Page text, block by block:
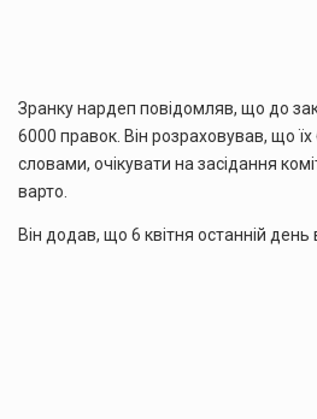
Зранку нардеп повідомляв, що до
6000 правок. Він розраховував, що
словами, очікувати на засідання
варто.
Він додав, що 6 квітня останній